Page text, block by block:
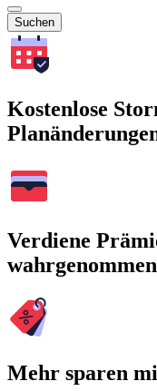
Suchen
Kostenlose
Verdiene
Mehr sparen